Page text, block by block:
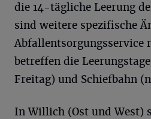
die 14-tägliche Leerung
sind weitere spezifische
Abfallentsorgungsservice
betreffen die
Freitag) und Schiefbahn
In Willich (Ost und West)